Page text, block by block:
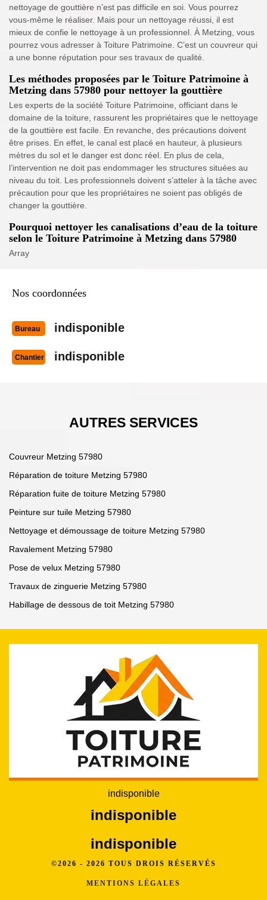
nettoyage de gouttière n’est pas difficile en soi. Vous pourrez
vous-même le réaliser. Mais pour un nettoyage réussi, il est
mieux de confie le nettoyage à un professionnel. À Metzing, vous
pourrez vous adresser à Toiture Patrimoine. C’est un couvreur qui
a une bonne réputation pour ses travaux de qualité.
Les méthodes proposées par le Toiture Patrimoine à
Metzing dans 57980 pour nettoyer la gouttière
Les experts de la société Toiture Patrimoine, officiant dans le
domaine de la toiture, rassurent les propriétaires que le nettoyage
de la gouttière est facile. En revanche, des précautions doivent
être prises. En effet, le canal est placé en hauteur, à plusieurs
mètres du sol et le danger est donc réel. En plus de cela,
l’intervention ne doit pas endommager les structures situées au
niveau du toit. Les professionnels doivent s’atteler à la tâche avec
précaution pour que les propriétaires ne soient pas obligés de
changer la gouttière.
Pourquoi nettoyer les canalisations d’eau de la toiture
selon le Toiture Patrimoine à Metzing dans 57980
Array
Nos coordonnées
Bureau indisponible
Chantier indisponible
AUTRES SERVICES
Couvreur Metzing 57980
Réparation de toiture Metzing 57980
Réparation fuite de toiture Metzing 57980
Peinture sur tuile Metzing 57980
Nettoyage et démoussage de toiture Metzing 57980
Ravalement Metzing 57980
Pose de velux Metzing 57980
Travaux de zinguerie Metzing 57980
Habillage de dessous de toit Metzing 57980
indisponible
indisponible
indisponible
©2026 - 2026 TOUS DROIS RÉSERVÉS
MENTIONS LÉGALES